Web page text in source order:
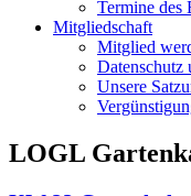
Termine des
Mitgliedschaft
Mitglied
Datenschutz
Unsere
LOGL